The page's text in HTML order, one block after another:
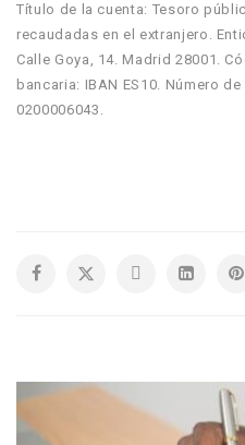
Título de la cuenta: Tesoro
recaudadas en el extranjero.
Calle Goya, 14. Madrid 28001.
bancaria: IBAN ES10. Número
0200006043.